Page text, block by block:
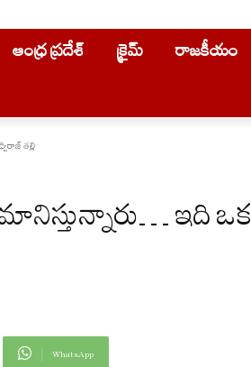
ఆంధ్ర ప్రదేశ్ క్రైమ్ రాజకీయం
తల్లి
ఇది ఒక
WhatsApp